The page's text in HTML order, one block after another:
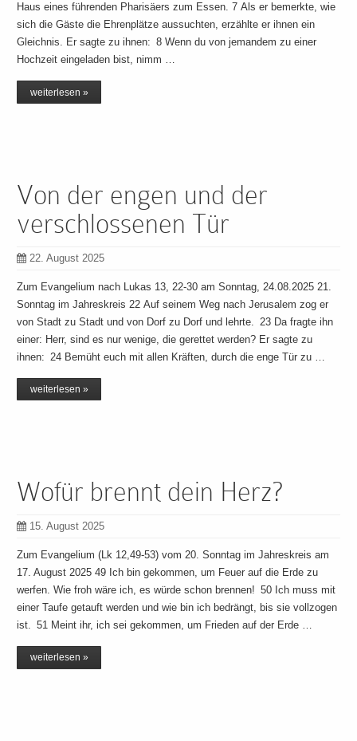
Haus eines führenden Pharisäers zum Essen. 7 Als er bemerkte, wie
sich die Gäste die Ehrenplätze aussuchten, erzählte er ihnen ein
Gleichnis. Er sagte zu ihnen: 8 Wenn du von jemandem zu einer
Hochzeit eingeladen bist, nimm …
weiterlesen »
Von der engen und der
verschlossenen Tür
22. August 2025
Zum Evangelium nach Lukas 13, 22-30 am Sonntag, 24.08.2025 21.
Sonntag im Jahreskreis 22 Auf seinem Weg nach Jerusalem zog er
von Stadt zu Stadt und von Dorf zu Dorf und lehrte. 23 Da fragte ihn
einer: Herr, sind es nur wenige, die gerettet werden? Er sagte zu
ihnen: 24 Bemüht euch mit allen Kräften, durch die enge Tür zu …
weiterlesen »
Wofür brennt dein Herz?
15. August 2025
Zum Evangelium (Lk 12,49-53) vom 20. Sonntag im Jahreskreis am
17. August 2025 49 Ich bin gekommen, um Feuer auf die Erde zu
werfen. Wie froh wäre ich, es würde schon brennen! 50 Ich muss mit
einer Taufe getauft werden und wie bin ich bedrängt, bis sie vollzogen
ist. 51 Meint ihr, ich sei gekommen, um Frieden auf der Erde …
weiterlesen »